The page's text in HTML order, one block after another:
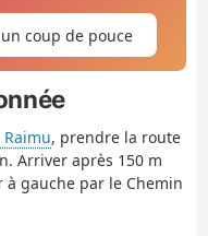
coup de pouce
, prendre la route
Arriver après 150 m
gauche par le Chemin